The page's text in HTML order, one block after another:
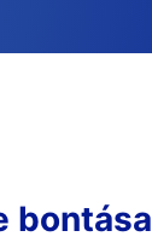
bontása